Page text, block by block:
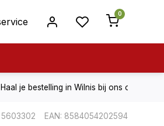
0
Haal je bestelling in Wilnis bij ons op!
5603302 EAN: 8584054202594